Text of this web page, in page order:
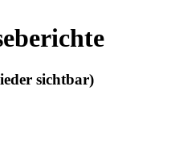
sichtbar)